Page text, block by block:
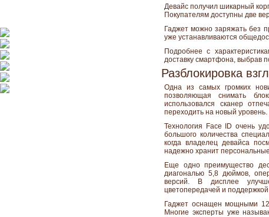
Девайс получил шикарный
Покупателям доступны две
Гаджет можно заряжать без
уже устанавливаются
Подробнее с
доставку смартфона, выбрав
Разблокировка
Одна из самых громких
позволяющая снимать
использовался сканер
переходить на новый
Технология Face ID очень
большого количества
когда владелец девайса
надежно хранит
Еще одно преимущество
диагональю 5,8 дюймов,
версий. В дисплее
цветопередачей и
Гаджет оснащен мощными
Многие эксперты уже